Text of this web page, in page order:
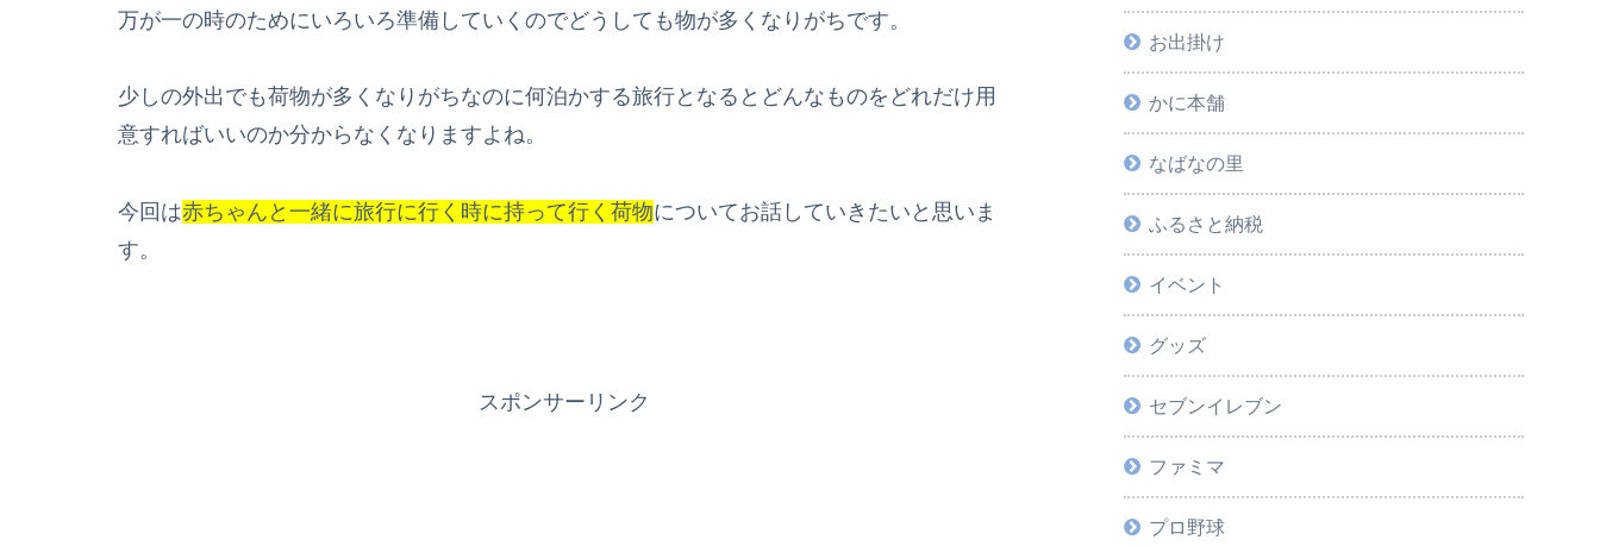
万が一の時のためにいろいろ準備していくのでどうしても物が多くなりがちです。
少しの外出でも荷物が多くなりがちなのに何泊かする旅行となるとどんなものをどれだけ用
意すればいいのか分からなくなりますよね。
今回は赤ちゃんと一緒に旅行に行く時に持って行く荷物についてお話していきたいと思いま
す。
スポンサーリンク
お出掛け
かに本舗
なばなの里
ふるさと納税
イベント
グッズ
セブンイレブン
ファミマ
プロ野球